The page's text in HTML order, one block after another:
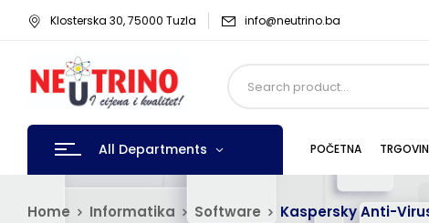
Klosterska 30, 75000 Tuzla info@neutrino.ba
All Departments POČETNA
Home Informatika Software Kaspersky Anti-